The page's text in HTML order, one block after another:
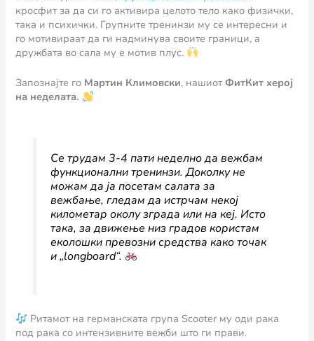
кросфит за да си го активира целото тело како физички,
така и психички. Групните тренинзи му се интересни и
го мотивираат да ги надминува своите граници, а
дружбата во сала му е мотив плус.
Запознајте го Мартин Климовски, нашиотФитКит херој
на неделата.
Се трудам 3-4 пати неделно да вежбам
функционални тренинзи. Доколку не
можам да ја посетам салата за
вежбање, гледам да истрчам некој
километар околу зграда или на кеј. Исто
така, за движење низ градов користам
еколошки превозни средства како точак
и „longboard“.
Ритамот на германската група Scooter му оди рака
под рака со интензивните вежби што ги прави.